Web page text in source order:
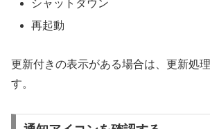
シャットダウン
再起動
更新付きの表示がある場合は、更新処
す。